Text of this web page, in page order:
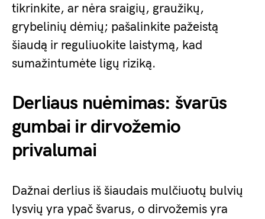
tikrinkite, ar nėra sraigių, graužikų,
grybelinių dėmių; pašalinkite pažeistą
šiaudą ir reguliuokite laistymą, kad
sumažintumėte ligų riziką.
Derliaus nuėmimas: švarūs
gumbai ir dirvožemio
privalumai
Dažnai derlius iš šiaudais mulčiuotų bulvių
lysvių yra ypač švarus, o dirvožemis yra